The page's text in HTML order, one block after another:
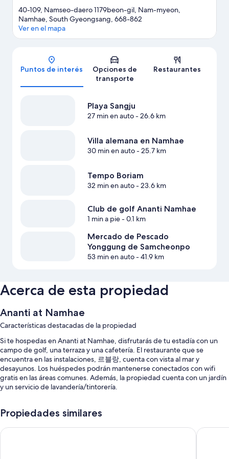
40-109, Namseo-daero 1179beon-gil, Nam-myeon,
Namhae, South Gyeongsang, 668-862
Ver en el mapa
Puntos de interés
Opciones de
transporte
Restaurantes
Playa Sangju
27 min en auto- 26.6 km
Villa alemana en Namhae
30 min en auto- 25.7 km
Tempo Boriam
32 min en auto- 23.6 km
Club de golf Ananti Namhae
1 min a pie- 0.1 km
Mercado de Pescado
Yonggung de Samcheonpo
53 min en auto- 41.9 km
Acerca de esta propiedad
Ananti at Namhae
Características destacadas de la propiedad
Si te hospedas en Ananti at Namhae, disfrutarás de tu estadía con un
campo de golf, una terraza y una cafetería. El restaurante que se
encuentra en las instalaciones, 르블랑, cuenta con vista al mar y
desayunos. Los huéspedes podrán mantenerse conectados con wifi
gratis en las áreas comunes. Además, la propiedad cuenta con un jardín
y un servicio de lavandería/tintorería.
Una piscina al aire libre de temporada y una piscina techada
Desayuno buffet con cargo, estacionamiento con cargo y áreas para
Propiedades similares
Namhae Lounge 32 Resort C Daegu